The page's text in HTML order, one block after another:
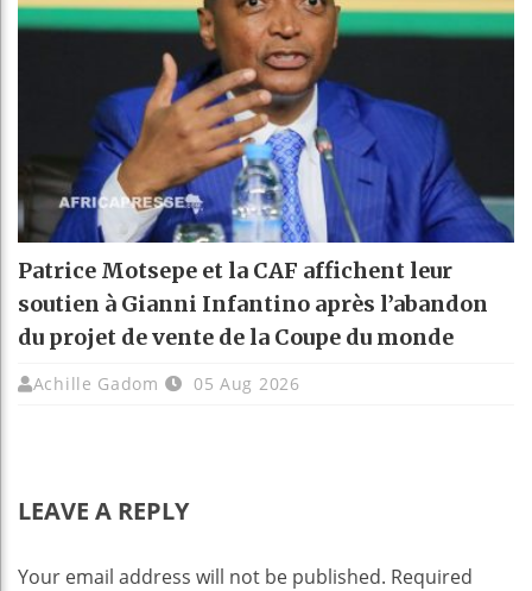
Patrice Motsepe et la CAF affichent leur
soutien à Gianni Infantino après l’abandon
du projet de vente de la Coupe du monde
Achille Gadom 05 Aug 2026
LEAVE A REPLY
Your email address will not be published. Required